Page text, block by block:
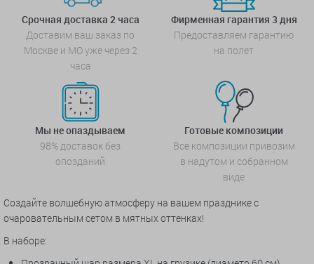
Срочная доставка 2 часа
Доставим ваш заказ по
Москве и МО уже через 2
часа
Фирменная гарантия 3 дня
Предоставляем гарантию
на полет
Мы не опаздываем
98% доставок без
опозданий
Готовые композиции
Все композиции привозим
в надутом и собранном
виде
Создайте волшебную атмосферу на вашем празднике с
очаровательным сетом в мятных оттенках!
В наборе: